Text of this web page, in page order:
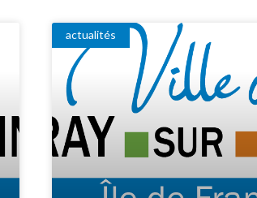
actualités